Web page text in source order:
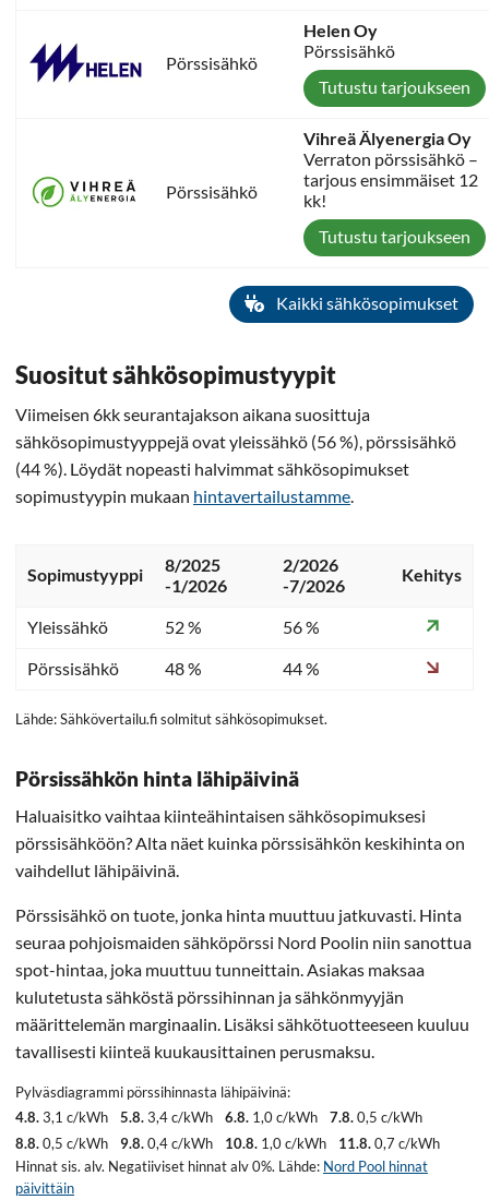
Pörssisähkö
Helen Oy
Pörssisähkö
Tutustu tarjoukseen
Pörssisähkö
Vihreä Älyenergia Oy
Verraton pörssisähkö –
tarjous ensimmäiset 12
kk!
Tutustu tarjoukseen
Kaikki sähkösopimukset
Suositut sähkösopimustyypit
Viimeisen 6kk seurantajakson aikana suosittuja
sähkösopimustyyppejä ovat yleissähkö (56 %), pörssisähkö
(44 %). Löydät nopeasti halvimmat sähkösopimukset
sopimustyypin mukaan hintavertailustamme
Sopimustyyppi
8/2025
-1/2026
2/2026
-7/2026
Kehitys
Yleissähkö 52 %
56 %
Pörssisähkö
48 % 44 %
Lähde: Sähkövertailu.fi solmitut sähkösopimukset.
Pörsissähkön hinta lähipäivinä
Haluaisitko vaihtaa kiinteähintaisen sähkösopimuksesi
pörssisähköön? Alta näet kuinka pörssisähkön keskihinta on
vaihdellut lähipäivinä.
Pörssisähkö on tuote, jonka hinta muuttuu jatkuvasti. Hinta
seuraa pohjoismaiden sähköpörssi Nord Poolin niin sanottua
spot-hintaa, joka muuttuu tunneittain. Asiakas maksaa
kulutetusta sähköstä pörssihinnan ja sähkönmyyjän
määrittelemän marginaalin. Lisäksi sähkötuotteeseen kuuluu
tavallisesti kiinteä kuukausittainen perusmaksu.
Pylväsdiagrammi pörssihinnasta lähipäivinä:
4.8.3,1 c/kWh 5.8.3,4 c/kWh 6.8. 1,0 c/kWh 7.8.0,5 c/kWh
8.8.0,5 c/kWh 9.8.0,4 c/kWh 10.8. 1,0 c/kWh 11.8.0,7 c/kWh
Hinnat sis. alv. Negatiiviset hinnat alv 0%. Lähde: Nord Pool hinnat
päivittäin